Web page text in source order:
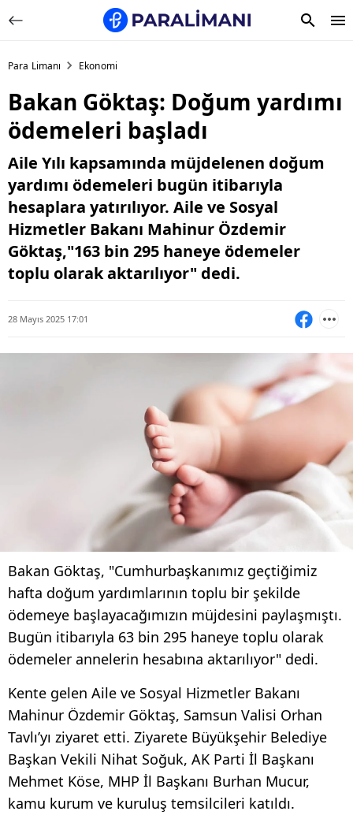
Para Limanı Ekonomi
Bakan Göktaş: Doğum yardımı
ödemeleri başladı
Aile Yılı kapsamında müjdelenen doğum
yardımı ödemeleri bugün itibarıyla
hesaplara yatırılıyor. Aile ve Sosyal
Hizmetler Bakanı Mahinur Özdemir
Göktaş,"163 bin 295 haneye ödemeler
toplu olarak aktarılıyor" dedi.
28 Mayıs 2025 17:01
Bakan Göktaş, "Cumhurbaşkanımız geçtiğimiz
hafta doğum yardımlarının toplu bir şekilde
ödemeye başlayacağımızın müjdesini paylaşmıştı.
Bugün itibarıyla 63 bin 295 haneye toplu olarak
ödemeler annelerin hesabına aktarılıyor" dedi.
Kente gelen Aile ve Sosyal Hizmetler Bakanı
Mahinur Özdemir Göktaş, Samsun Valisi Orhan
Tavlı’yı ziyaret etti. Ziyarete Büyükşehir Belediye
Başkan Vekili Nihat Soğuk, AK Parti İl Başkanı
Mehmet Köse, MHP İl Başkanı Burhan Mucur,
kamu kurum ve kuruluş temsilcileri katıldı.